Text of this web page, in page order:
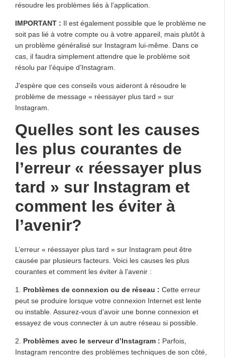
résoudre les problèmes liés à l’application.
IMPORTANT : Il est également possible que le problème ne
soit pas lié à votre compte ou à votre appareil, mais plutôt à
un problème généralisé sur Instagram lui-même. Dans ce
cas, il faudra simplement attendre que le problème soit
résolu par l’équipe d’Instagram.
J’espère que ces conseils vous aideront à résoudre le
problème de message « réessayer plus tard » sur
Instagram.
Quelles sont les causes
les plus courantes de
l’erreur « réessayer plus
tard » sur Instagram et
comment les éviter à
l’avenir?
L’erreur « réessayer plus tard » sur Instagram peut être
causée par plusieurs facteurs. Voici les causes les plus
courantes et comment les éviter à l’avenir :
1. Problèmes de connexion ou de réseau : Cette erreur
peut se produire lorsque votre connexion Internet est lente
ou instable. Assurez-vous d’avoir une bonne connexion et
essayez de vous connecter à un autre réseau si possible.
2. Problèmes avec le serveur d’Instagram : Parfois,
Instagram rencontre des problèmes techniques de son côté,